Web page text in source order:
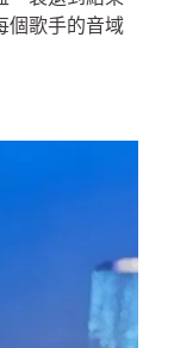
個歌手的音域